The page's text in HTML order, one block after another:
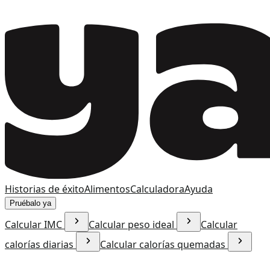
Historias de éxitoAlimentosCalculadoraAyuda
Pruébalo ya
Calcular IMC Calcular peso ideal
Calcular
calorías diarias
Calcular calorías quemadas